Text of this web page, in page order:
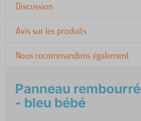
Discussion
Avis sur les produits
Nous recommandons également
Panneau
- bleu bébé